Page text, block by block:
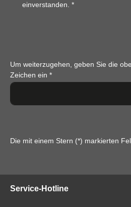
einverstanden. *
Um weiterzugehen, geben Sie die
Zeichen ein *
Die mit einem Stern (*) markierten
Service-Hotline